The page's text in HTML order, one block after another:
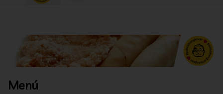
Menú